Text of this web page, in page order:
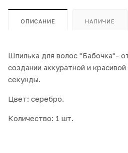
ОПИСАНИЕ НАЛИЧИЕ
Шпилька для волос "Бабочка"-
создании аккуратной и
секунды.
Цвет: серебро.
Количество: 1 шт.